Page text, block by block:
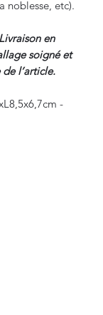
noblesse, etc).
en
soigné et
l’article.
-